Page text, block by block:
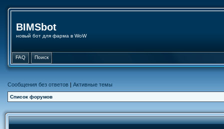
BIMSbot
новый бот для фарма в WoW
FAQ Поиск
Сообщения без ответов | Активные темы
Список форумов